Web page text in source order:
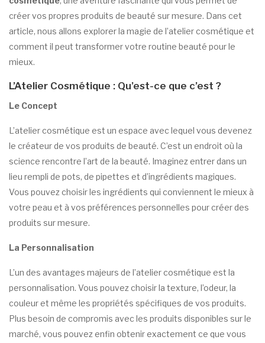
créer vos propres produits de beauté sur mesure. Dans cet
article, nous allons explorer la magie de l’atelier cosmétique et
comment il peut transformer votre routine beauté pour le
mieux.
L’Atelier Cosmétique : Qu’est-ce que c’est ?
Le Concept
L’atelier cosmétique est un espace avec lequel vous devenez
le créateur de vos produits de beauté. C’est un endroit où la
science rencontre l’art de la beauté. Imaginez entrer dans un
lieu rempli de pots, de pipettes et d’ingrédients magiques.
Vous pouvez choisir les ingrédients qui conviennent le mieux à
votre peau et à vos préférences personnelles pour créer des
produits sur mesure.
La Personnalisation
L’un des avantages majeurs de l’atelier cosmétique est la
personnalisation. Vous pouvez choisir la texture, l’odeur, la
couleur et même les propriétés spécifiques de vos produits.
Plus besoin de compromis avec les produits disponibles sur le
marché, vous pouvez enfin obtenir exactement ce que vous